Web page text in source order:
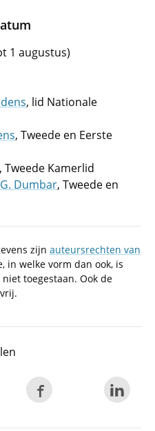
1 augustus)
, lid Nationale
, Tweede en Eerste
, Tweede Kamerlid
G. Dumbar, Tweede en
zijn auteursrechten van
in welke vorm dan ook, is
toegestaan. Ook de